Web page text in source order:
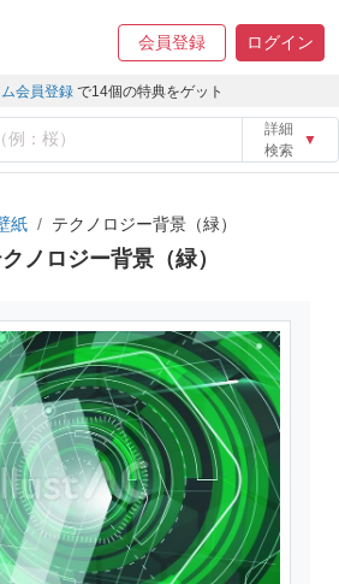
会員登録 ログイン
会員登録 で14個の特典をゲット
詳細
検索
▼
紙 テクノロジー背景（緑）
ノロジー背景（緑）